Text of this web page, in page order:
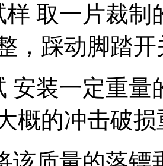
样 取一片裁
，踩动脚踏
安装一定重
概的冲击破损